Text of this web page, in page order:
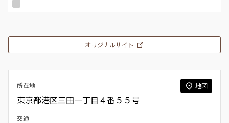
オリジナルサイト
所在地 地図
東京都港区三田一丁目４番５５号
交通